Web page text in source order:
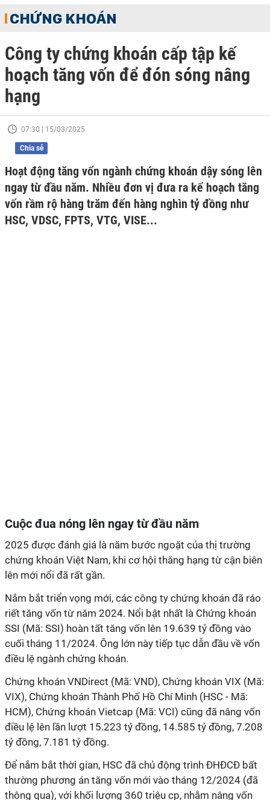
CHỨNG KHOÁN
Công ty chứng khoán cấp tập kế
hoạch tăng vốn để đón sóng nâng
hạng
07:30 | 15/03/2025
Chia sẻ
Hoạt động tăng vốn ngành chứng khoán dậy sóng lên
ngay từ đầu năm. Nhiều đơn vị đưa ra kế hoạch tăng
vốn rầm rộ hàng trăm đến hàng nghìn tỷ đồng như
HSC, VDSC, FPTS, VTG, VISE...
Cuộc đua nóng lên ngay từ đầu năm
2025 được đánh giá là năm bước ngoặt của thị trường
chứng khoán Việt Nam, khi cơ hội thăng hạng từ cận biên
lên mới nổi đã rất gần.
Nắm bắt triển vọng mới, các công ty chứng khoán đã ráo
riết tăng vốn từ năm 2024. Nổi bật nhất là Chứng khoán
SSI (Mã: SSI) hoàn tất tăng vốn lên 19.639 tỷ đồng vào
cuối tháng 11/2024. Ông lớn này tiếp tục dẫn đầu về vốn
điều lệ ngành chứng khoán.
Chứng khoán VNDirect (Mã: VND), Chứng khoán VIX (Mã:
VIX), Chứng khoán Thành Phố Hồ Chí Minh (HSC - Mã:
HCM), Chứng khoán Vietcap (Mã: VCI) cũng đã nâng vốn
điều lệ lên lần lượt 15.223 tỷ đồng, 14.585 tỷ đồng, 7.208
tỷ đồng, 7.181 tỷ đồng.
Để nắm bắt thời gian, HSC đã chủ động trình ĐHĐCĐ bất
thường phương án tăng vốn mới vào tháng 12/2024 (đã
thông qua), với khối lượng 360 triệu cp, nhằm nâng vốn